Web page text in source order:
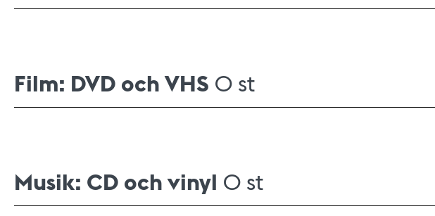
Film: DVD och VHS 0 st
Musik: CD och vinyl 0 st